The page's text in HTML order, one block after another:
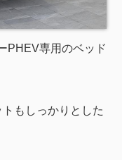
PHEV専用のベッド
もしっかりとした